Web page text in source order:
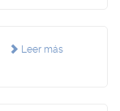
Leer más